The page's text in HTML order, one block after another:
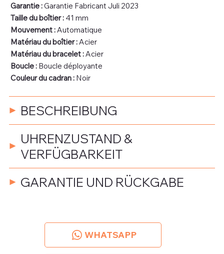
Garantie :Garantie Fabricant Juli 2023
Taille du boîtier :41 mm
Mouvement :Automatique
Matériau du boîtier :Acier
Matériau du bracelet :Acier
Boucle :Boucle déployante
Couleur du cadran :Noir
BESCHREIBUNG
UHRENZUSTAND &
VERFÜGBARKEIT
GARANTIE UND RÜCKGABE
WHATSAPP